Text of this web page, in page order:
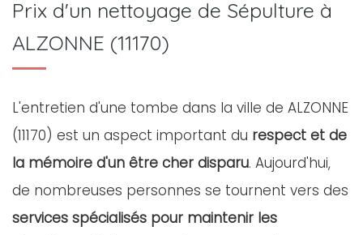
Prix d'un nettoyage de Sépulture à
ALZONNE (11170)
L'entretien d'une tombe dans la ville de ALZONNE
(11170) est un aspect important du respect et de
la mémoire d'un être cher disparu. Aujourd'hui,
de nombreuses personnes se tournent vers des
services spécialisés pour maintenir les